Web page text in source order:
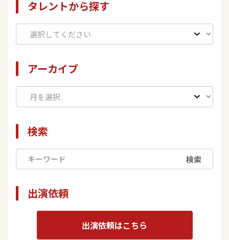
タレントから探す
アーカイブ
検索
検索
出演依頼
出演依頼はこちら